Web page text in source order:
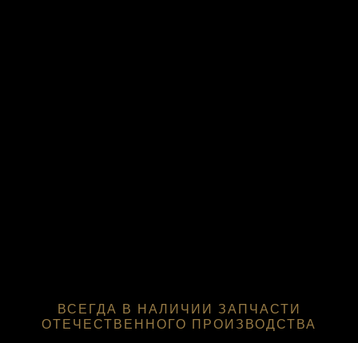
ВСЕГДА В НАЛИЧИИ ЗАПЧАСТИ
ОТЕЧЕСТВЕННОГО ПРОИЗВОДСТВА